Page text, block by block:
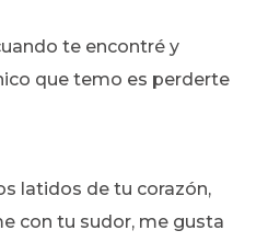
te encontré y
que temo es perderte
latidos de tu corazón,
con tu sudor, me gusta